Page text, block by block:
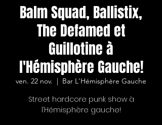
Balm Squad, Ballistix,
The Defamed et
Guillotine à
l'Hémisphère Gauche!
ven. 22 nov. Bar L'Hémisphère Gauche
Street hardcore punk show à
l’Hémisphère gauche!